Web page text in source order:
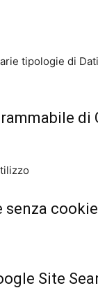
tipologie di
di
senza cookie
Site